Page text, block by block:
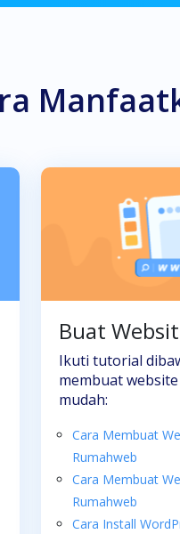
Buat
Ikuti tutorial
membuat
mudah:
Cara Membuat
Rumahweb
Cara Membuat
Rumahweb
Cara Install